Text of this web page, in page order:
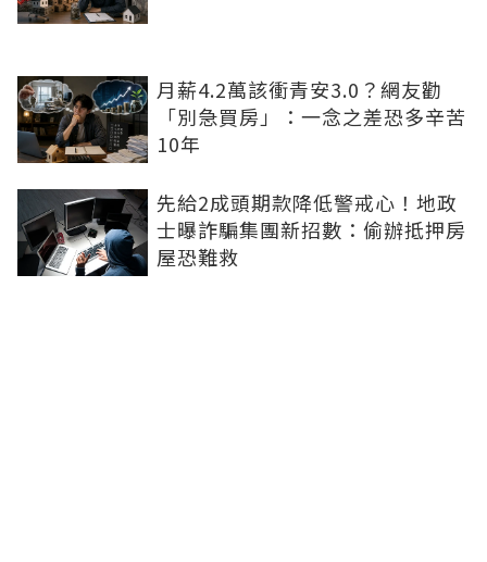
月薪4.2萬該衝青安3.0？網友勸
「別急買房」：一念之差恐多辛苦
10年
先給2成頭期款降低警戒心！地政
士曝詐騙集團新招數：偷辦抵押房
屋恐難救